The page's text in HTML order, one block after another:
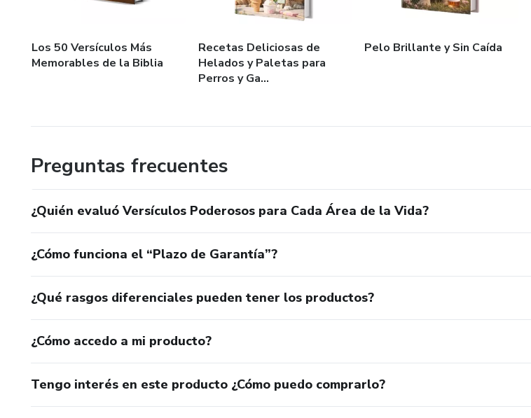
Los 50 Versículos Más
Memorables de la Biblia
Recetas Deliciosas de
Helados y Paletas para
Perros y Ga...
Pelo Brillante y Sin Caída
Preguntas frecuentes
¿Quién evaluó Versículos Poderosos para Cada Área de la Vida?
¿Cómo funciona el “Plazo de Garantía”?
¿Qué rasgos diferenciales pueden tener los productos?
¿Cómo accedo a mi producto?
Tengo interés en este producto ¿Cómo puedo comprarlo?